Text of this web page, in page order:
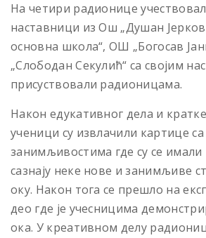
На четири радионице
наставници из Ош „Душан
основна школа“, ОШ „Богосав
„Слободан Секулић“ са својим
присуствовали радионицама.
Након едукативног дела и
ученици су извлачили картице са
занимљивостима где су се имали
сазнају неке нове и занимљиве
оку. Након тога се прешло на
део где је учесницима
ока. У креативном делу